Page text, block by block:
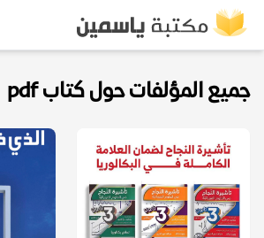
جميع المؤلفات حول كتاب pdf